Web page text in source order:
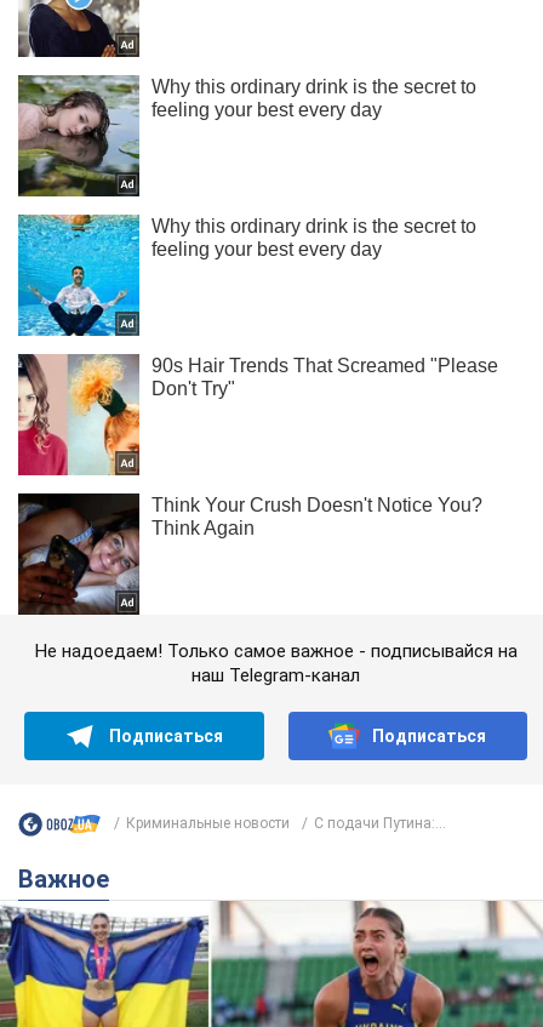
Не надоедаем! Только самое важное - подписывайся на
наш Telegram-канал
Подписаться Подписаться
Криминальные новости С подачи Путина:...
Важное